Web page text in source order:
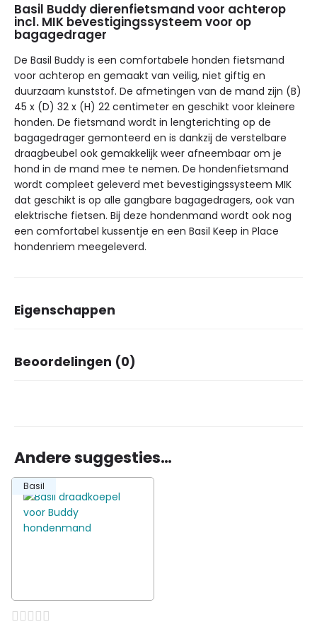
Basil Buddy dierenfietsmand voor achterop
incl. MIK bevestigingssysteem voor op
bagagedrager
De Basil Buddy is een comfortabele honden fietsmand
voor achterop en gemaakt van veilig, niet giftig en
duurzaam kunststof. De afmetingen van de mand zijn (B)
45 x (D) 32 x (H) 22 centimeter en geschikt voor kleinere
honden. De fietsmand wordt in lengterichting op de
bagagedrager gemonteerd en is dankzij de verstelbare
draagbeubel ook gemakkelijk weer afneembaar om je
hond in de mand mee te nemen. De hondenfietsmand
wordt compleet geleverd met bevestigingssysteem MIK
dat geschikt is op alle gangbare bagagedragers, ook van
elektrische fietsen. Bij deze hondenmand wordt ook nog
een comfortabel kussentje en een Basil Keep in Place
hondenriem meegeleverd.
Eigenschappen
Merk
Montage achterop
Montage afneembaar
Kinderen
Volwassenen
Aansluiting
Geschikt voor
Beoordelingen (0)
hondenfietsmand voor achterop MIK” te
beoordelen
Je moet
plaatsen.
Andere suggesties…
Basil